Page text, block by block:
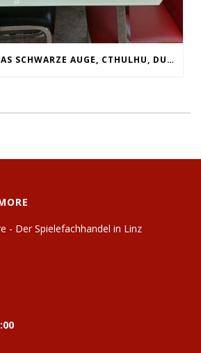
ROLLENSPIELE, DAS SCHWARZE AUGE, CTHULHU, DUNGEONS & DRAGONS, SPIELESAMMLUNGEN, POKEMON, SLEEVES, WÜRFEL, RUMMIKUB
- Der Spielefachhandel in Linz